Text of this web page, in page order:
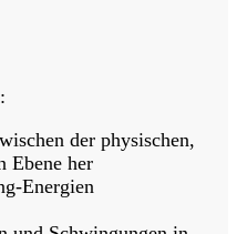
der physischen,
Ebene her
Energien